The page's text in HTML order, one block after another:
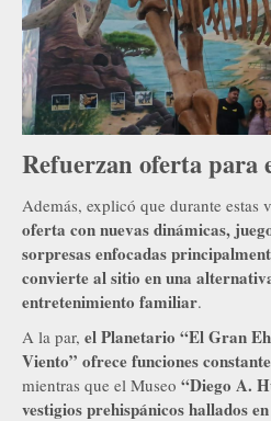
Refuerzan oferta
Además, explicó que durante estas
oferta con nuevas dinámicas,
sorpresas enfocadas
convierte al sitio en una
entretenimiento familiar.
A la par, el Planetario “El Gran
Viento” ofrece funciones
mientras que el Museo “Diego A.
vestigios prehispánicos hallados